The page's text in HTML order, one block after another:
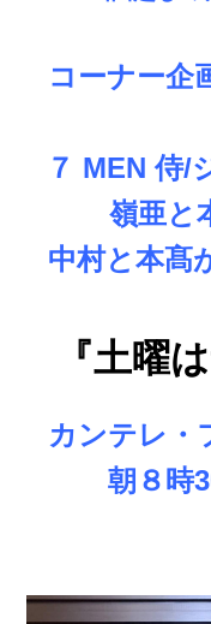
コーナー企
７ MEN 侍/
嶺亜と
中村と本髙
『土曜
カンテレ・
朝８時